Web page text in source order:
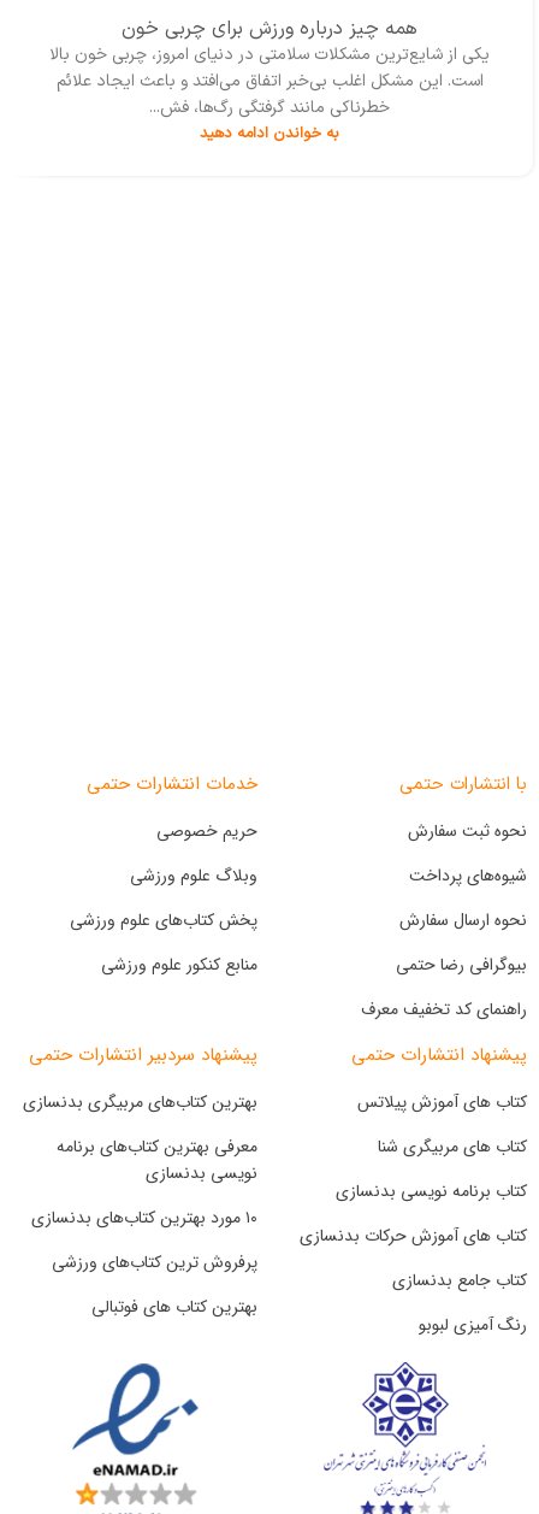
می‌رسد.
همه چیز درباره ورزش برای چربی خون
یکی از شایع‌ترین مشکلات سلامتی در دنیای امروز، چربی خون بالا
است. این مشکل اغلب بی‌خبر اتفاق می‌افتد و باعث ایجاد علائم
خطرناکی مانند گرفتگی رگ‌ها، فش...
به خواندن ادامه دهید
با انتشارات حتمی
نحوه ثبت سفارش
شیوه‌های پرداخت
نحوه ارسال سفارش
بیوگرافی رضا حتمی
راهنمای کد تخفیف معرف
خدمات انتشارات حتمی
حریم خصوصی
وبلاگ علوم ورزشی
پخش کتاب‌های علوم ورزشی
منابع کنکور علوم ورزشی
پیشنهاد انتشارات حتمی
کتاب های آموزش پیلاتس
کتاب های مربیگری شنا
کتاب برنامه نویسی بدنسازی
کتاب های آموزش حرکات بدنسازی
کتاب جامع بدنسازی
رنگ آمیزی لبوبو
پیشنهاد سردبیر انتشارات حتمی
بهترین کتاب‌های مربیگری بدنسازی
معرفی بهترین کتاب‌های برنامه
نویسی بدنسازی
۱۰ مورد بهترین کتاب‌های بدنسازی
پرفروش ترین کتاب‌های ورزشی
بهترین کتاب های فوتبالی